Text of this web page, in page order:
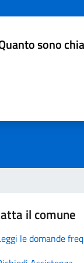
sono
il comune
le domande